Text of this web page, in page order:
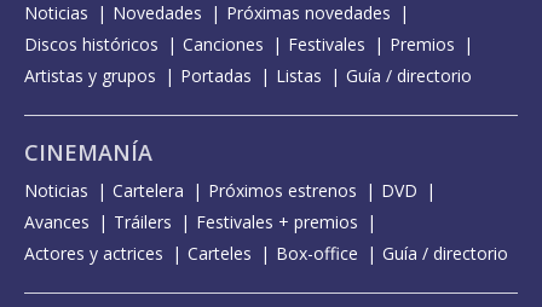
Noticias Novedades
Próximas novedades
Discos históricos
Canciones Festivales
Premios
Artistas y grupos
Portadas Listas Guía / directorio
CINEMANÍA
Noticias Cartelera Próximos estrenos
DVD
Avances
Tráilers
Festivales + premios
Actores y actrices
Carteles Box-office Guía / directorio